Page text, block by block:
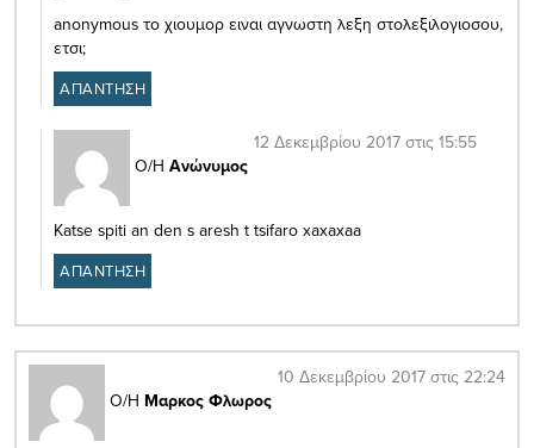
anonymous το χιουμορ ειναι αγνωστη λεξη στολεξιλογιοσου,
ετσι;
ΑΠΑΝΤΗΣΗ
Ο/Η Ανώνυμος
12 Δεκεμβρίου 2017 στις 15:55
Katse spiti an den s aresh t tsifaro xaxaxaa
ΑΠΑΝΤΗΣΗ
Ο/Η Μαρκος Φλωρος
10 Δεκεμβρίου 2017 στις 22:24